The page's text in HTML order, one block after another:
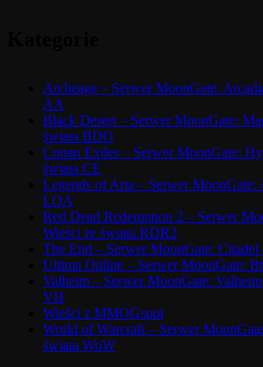
Archeage – Serwer MoonGate:
AA
Black Desert – Serwer MoonGate:
świata BDO
Conan Exiles – Serwer MoonGate:
świata CE
Legends of Aria – Serwer MoonGate:
LOA
Red Dead Redemption 2 – Serwer
Wieści ze świata RDR2
The End – Serwer MoonGate: Citadel
Ultima Online – Serwer MoonGate:
Valheim – Serwer MoonGate:
VH
Wieści z MMOGspot
World of Warcraft – Serwer
świata WoW